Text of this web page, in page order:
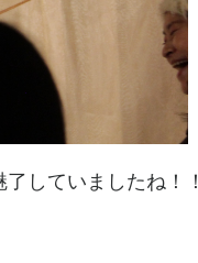
していましたね！！